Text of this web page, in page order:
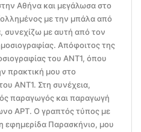
Αθήνα και μεγάλωσα στο
με την μπάλα από
συνεχίζω με αυτή από τον
Απόφοιτος της
του ΑΝΤ1, όπου
πρακτική μου στο
ΑΝΤ1. Στη συνέχεια,
παραγωγός και παραγωγή
ΑΡΤ. Ο γραπτός τύπος με
εφημερίδα Παρασκήνιο, μου